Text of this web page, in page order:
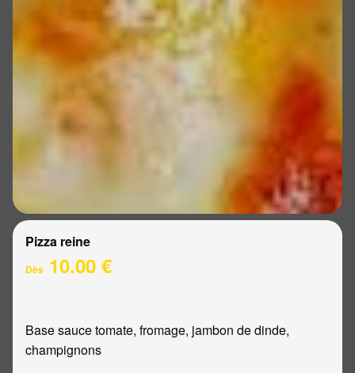
Pizza reine
Dès 10.00 €
Base sauce tomate, fromage, jambon de dinde,
champignons